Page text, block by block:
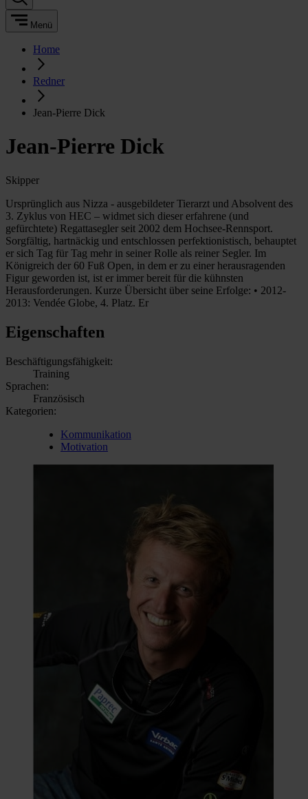
Menü
Home
Redner
Jean-Pierre Dick
Jean-Pierre Dick
Skipper
Ursprünglich aus Nizza - ausgebildeter Tierarzt und Absolvent des
3. Zyklus von HEC – widmet sich dieser erfahrene (und
gefürchtete) Regattasegler seit 2002 dem Hochsee-Rennsport.
Sorgfältig, hartnäckig und entschlossen perfektionistisch, behauptet
er sich Tag für Tag mehr in seiner Rolle als reiner Segler. Im
Königreich der 60 Fuß Open, in dem er zu einer herausragenden
Figur geworden ist, ist er immer bereit für die kühnsten
Herausforderungen. Kurze Übersicht über seine Erfolge: • 2012-
2013: Vendée Globe, 4. Platz. Er
Eigenschaften
Beschäftigungsfähigkeit:
Training
Sprachen:
Französisch
Kategorien:
Kommunikation
Motivation